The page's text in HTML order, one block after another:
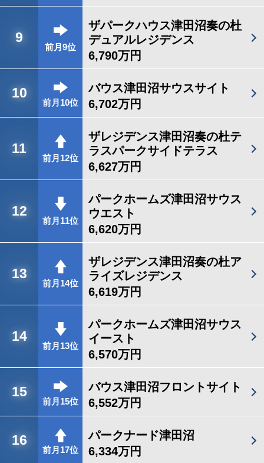
9
前月9位
ザパークハウス津田沼奏の杜
デュアルレジデンス
6,790万円
10
前月10位
バウス津田沼サウスサイト
6,702万円
11
前月12位
ザレジデンス津田沼奏の杜テ
ラスパークサイドテラス
6,627万円
12
前月11位
パークホームズ津田沼サウス
ウエスト
6,620万円
13
前月14位
ザレジデンス津田沼奏の杜ア
ライズレジデンス
6,619万円
14
前月13位
パークホームズ津田沼サウス
イースト
6,570万円
15
前月15位
バウス津田沼フロントサイト
6,552万円
16
前月17位
パークナード津田沼
6,334万円